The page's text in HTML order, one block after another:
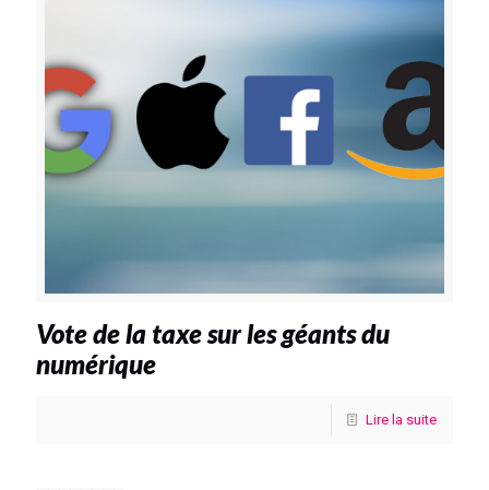
Vote de la taxe sur les géants du
numérique
Lire la suite